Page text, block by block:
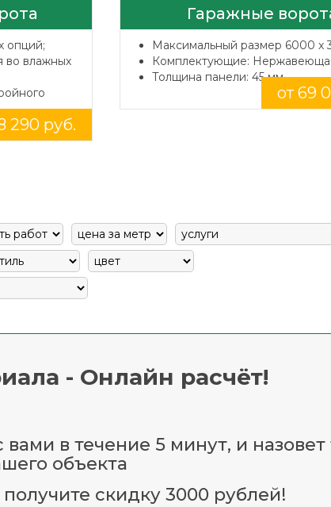
опций;
во влажных
290 руб.
Гаражные
Максимальный размер 6000 x
Комплектующие:
Толщина панели: 45 мм.
от 69
- Онлайн расчёт!
в течение 5 минут, и
объекта
скидку 3000 рублей!